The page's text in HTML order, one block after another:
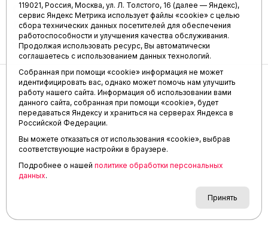
Сибиряк хлопнул дверью на берегах
Дона
18 мая 2018, 10:04
Хоккей
119021, Россия, Москва, ул. Л. Толстого, 16 (далее — Яндекс),
сервис Яндекс Метрика использует файлы «cookie» с целью
сбора технических данных посетителей для обеспечения
работоспособности и улучшения качества обслуживания.
Продолжая использовать ресурс, Вы автоматически
соглашаетесь с использованием данных технологий.
Собранная при помощи «cookie» информация не может
идентифицировать вас, однако может помочь нам улучшить
работу нашего сайта. Информация об использовании вами
данного сайта, собранная при помощи «cookie», будет
передаваться Яндексу и храниться на серверах Яндекса в
Российской Федерации.
Вы можете отказаться от использования «cookie», выбрав
соответствующие настройки в браузере.
Подробнее о нашей политике обработки персональных
данных.
Принять